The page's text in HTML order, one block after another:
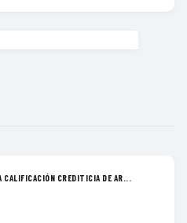
CALIFICACIÓN CREDITICIA DE AR...